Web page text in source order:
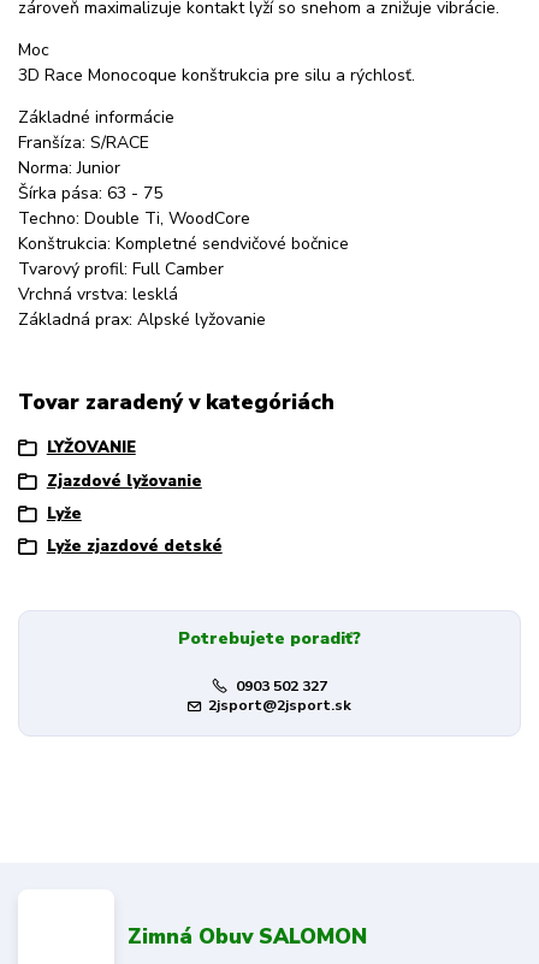
zároveň maximalizuje kontakt lyží so snehom a znižuje vibrácie.
Moc
3D Race Monocoque konštrukcia pre silu a rýchlosť.
Základné informácie
Franšíza: S/RACE
Norma: Junior
Šírka pása: 63 - 75
Techno: Double Ti, WoodCore
Konštrukcia: Kompletné sendvičové bočnice
Tvarový profil: Full Camber
Vrchná vrstva: lesklá
Základná prax: Alpské lyžovanie
Tovar zaradený v kategóriách
LYŽOVANIE
Zjazdové lyžovanie
Lyže
Lyže zjazdové detské
Potrebujete poradiť?
0903 502 327
2jsport@2jsport.sk
Zimná Obuv SALOMON